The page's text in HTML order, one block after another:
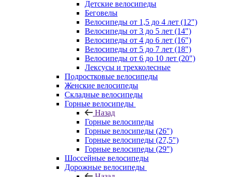
Детские велосипеды
Беговелы
Велосипеды от 1,5 до 4 лет (12")
Велосипеды от 3 до 5 лет (14")
Велосипеды от 4 до 6 лет (16")
Велосипеды от 5 до 7 лет (18")
Велосипеды от 6 до 10 лет (20")
Лексусы и трехколесные
Подростковые велосипеды
Женские велосипеды
Складные велосипеды
Горные велосипеды
Назад
Горные велосипеды
Горные велосипеды (26")
Горные велосипеды (27,5")
Горные велосипеды (29")
Шоссейные велосипеды
Дорожные велосипеды